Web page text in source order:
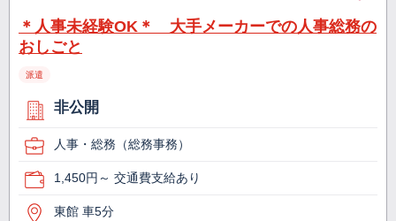
＊人事未経験OK＊ 大手メーカーでの人事総務の
おしごと
派遣
非公開
人事・総務（総務事務）
1,450円～ 交通費支給あり
東館 車5分